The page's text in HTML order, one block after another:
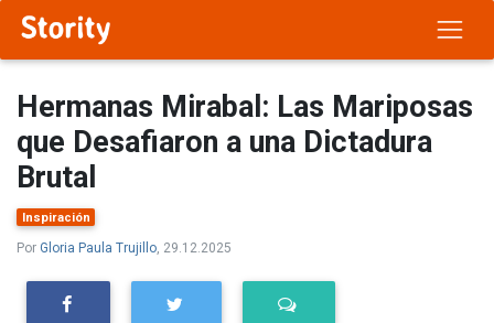
Hermanas Mirabal: Las Mariposas
que Desafiaron a una Dictadura
Brutal
Inspiración
Por Gloria Paula Trujillo , 29.12.2025